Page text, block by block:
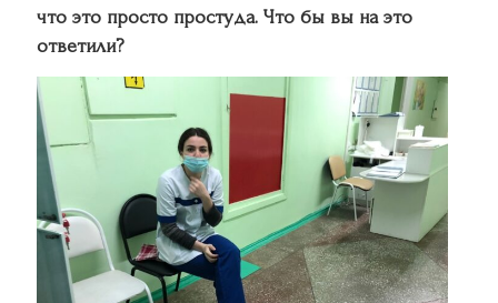
что это просто простуда. Что бы вы на это
ответили?